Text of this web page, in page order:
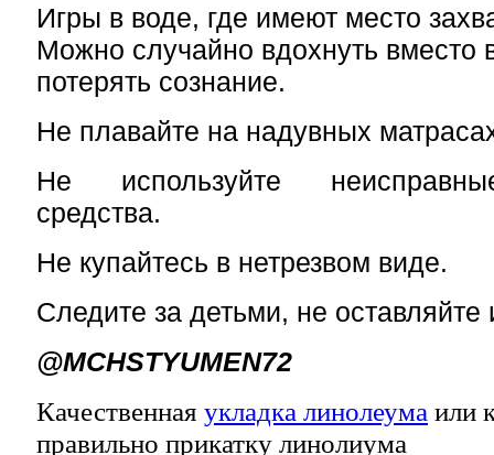
Игры в воде, где имеют место
Можно случайно вдохнуть вместо
потерять сознание.
Не плавайте на надувных
Не используйте
средства.
Не купайтесь в нетрезвом виде.
Следите за детьми, не оставляйте
@MCHSTYUMEN72
Качественная укладка линолеума или
правильно прикатку линолиума